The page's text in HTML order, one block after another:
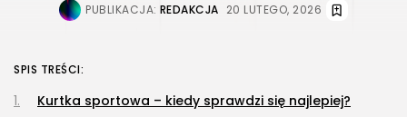
PUBLIKACJA: REDAKCJA 20 LUTEGO, 2026
SPIS TREŚCI:
Kurtka sportowa – kiedy sprawdzi się najlepiej?